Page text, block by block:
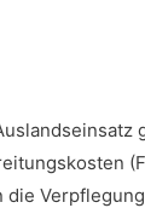
die